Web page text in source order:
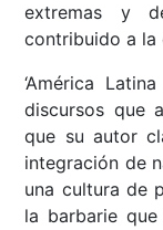
extremas y
contribuido a la
‘América
discursos que
que su autor
integración de
una cultura de
la barbarie